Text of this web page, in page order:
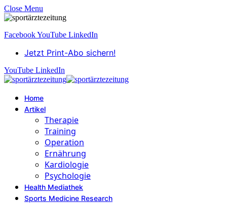
Close Menu
FacebookYouTube LinkedIn
Jetzt Print-Abo sichern!
YouTube LinkedIn
Home
Artikel
Therapie
Training
Operation
Ernährung
Kardiologie
Psychologie
Health Mediathek
Sports Medicine Research